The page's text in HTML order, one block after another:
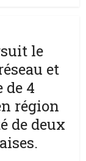
le
et
de 4
région
de deux